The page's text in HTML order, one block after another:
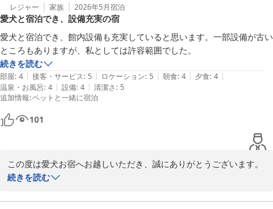
ご滞在中は、人懐っこくなでなでが大好きなKちゃん(ワンちゃんの
名前は伏せさせていただきますね)にもお会いすることができ、スタ
ッフも癒しの時間をいただきました。お友達ワンちゃんへ積極的に
ご挨拶に行く姿もとても可愛らしく、印象に残っております。
また、ご朝食のお時間につきまして貴重なご意見をお寄せいただき
ありがとうございます。
当館では多くのお客様にお食事をお楽しみいただけるよう、2部制
でご案内しておりますため、お時間の延長が難しい状況ではござい
ますが、いただいたご意見は今後のサービス向上の参考とさせてい
これからも飼い主様と大切なワンちゃんが安心して楽しい時間をお
レジャー 家族 2026年5月宿泊
愛犬と宿泊でき、設備充実の宿
愛犬と宿泊でき、館内設備も充実していると思います。一部設備が古い
ところもありますが、私としては許容範囲でした。
続きを読む
部屋: 4 | 接客・サービス: 5 | ロケーション: 5 | 朝食: 4 | 夕食: 4 |
温泉・お風呂: 4 | 設備: 4 | 清潔さ: 5
追加情報:ペットと一緒に宿泊
101
この度は愛犬お宿へお越しいただき、誠にありがとうございます。
当館では、愛犬と飼い主様がご一緒に快適にお過ごしいただけるよ
続きを読む